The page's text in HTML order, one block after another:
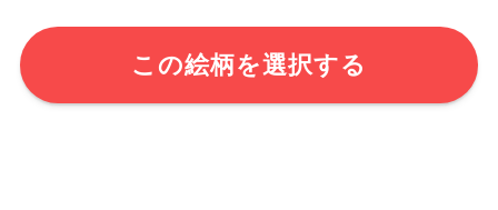
この絵柄を選択する